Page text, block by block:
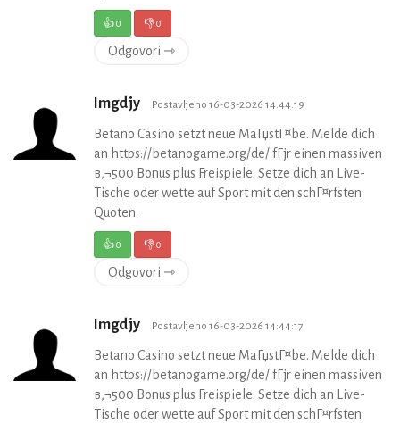
👍0 👎0
Odgovori ⇾
Imgdjy Postavljeno 16-03-2026 14:44:19
Betano Casino setzt neue MaГџstГ¤be. Melde dich
an https://betanogame.org/de/ fГјr einen massiven
в‚¬500 Bonus plus Freispiele. Setze dich an Live-
Tische oder wette auf Sport mit den schГ¤rfsten
Quoten.
👍0 👎0
Odgovori ⇾
Imgdjy Postavljeno 16-03-2026 14:44:17
Betano Casino setzt neue MaГџstГ¤be. Melde dich
an https://betanogame.org/de/ fГјr einen massiven
в‚¬500 Bonus plus Freispiele. Setze dich an Live-
Tische oder wette auf Sport mit den schГ¤rfsten